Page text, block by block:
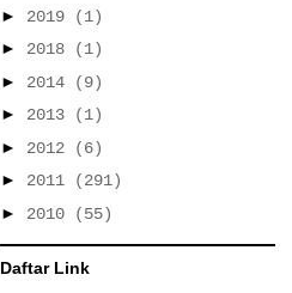
► 2019
(1)
► 2018
(1)
► 2014
(9)
► 2013
(1)
► 2012
(6)
► 2011
(291)
► 2010 (55)
Daftar Link